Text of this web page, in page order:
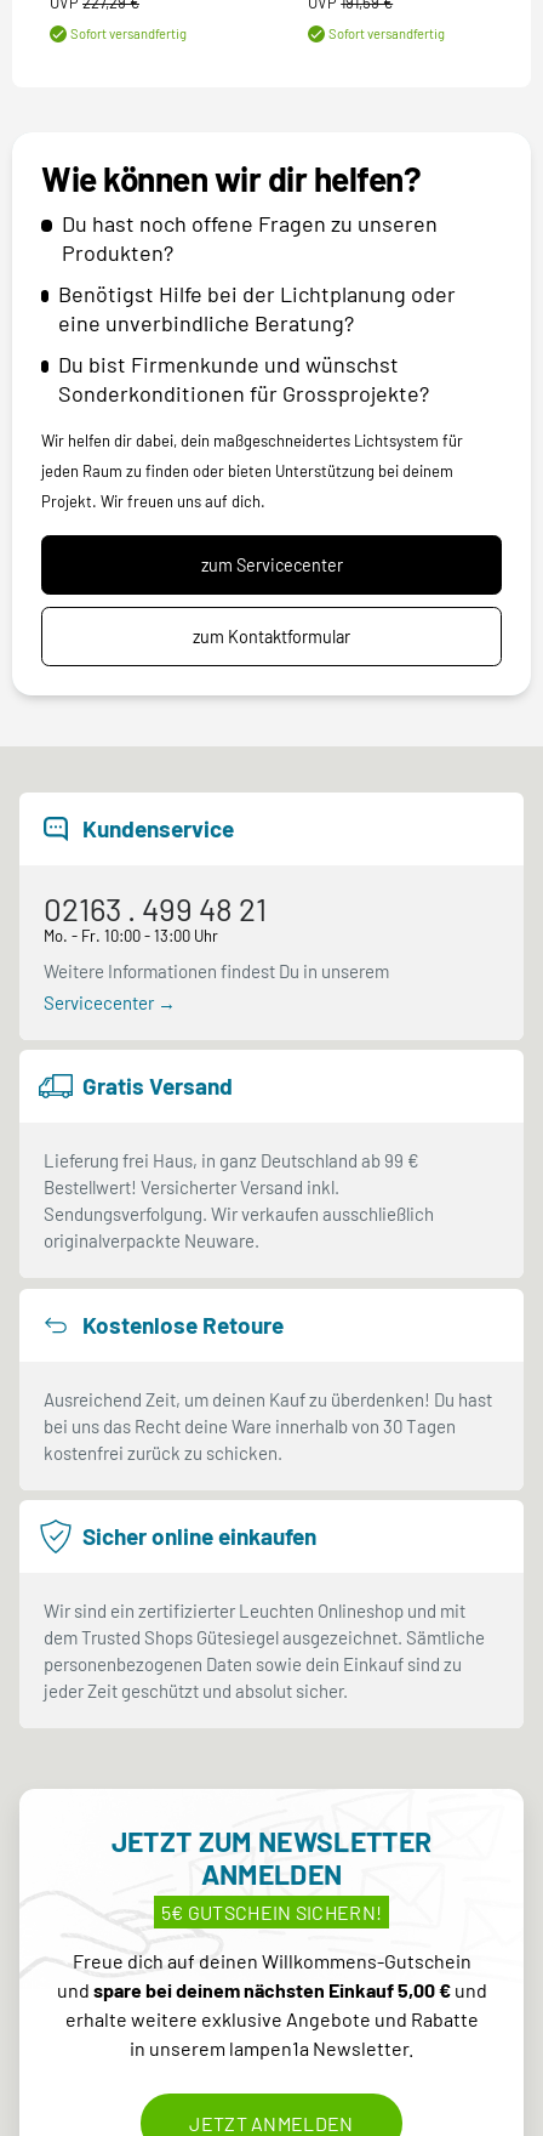
Sofort versandfertig Sofort versandfertig
Wie können wir dir helfen?
Du hast noch offene Fragen zu unseren
Produkten?
Benötigst Hilfe bei der Lichtplanung oder
eine unverbindliche Beratung?
Du bist Firmenkunde und wünschst
Sonderkonditionen für Grossprojekte?
Wir helfen dir dabei, dein maßgeschneidertes Lichtsystem für
jeden Raum zu finden oder bieten Unterstützung bei deinem
Projekt. Wir freuen uns auf dich.
zum Servicecenter
zum Kontaktformular
Kundenservice
02163 . 499 48 21
Mo. - Fr. 10:00 - 13:00 Uhr
Weitere Informationen findest Du in unserem
Servicecenter →
Gratis Versand
Lieferung frei Haus, in ganz Deutschland ab 99 €
Bestellwert! Versicherter Versand inkl.
Sendungsverfolgung. Wir verkaufen ausschließlich
originalverpackte Neuware.
Kostenlose Retoure
Ausreichend Zeit, um deinen Kauf zu überdenken! Du hast
bei uns das Recht deine Ware innerhalb von 30 Tagen
kostenfrei zurück zu schicken.
Sicher online einkaufen
Wir sind ein zertifizierter Leuchten Onlineshop und mit
dem Trusted Shops Gütesiegel ausgezeichnet. Sämtliche
personenbezogenen Daten sowie dein Einkauf sind zu
jeder Zeit geschützt und absolut sicher.
JETZT ZUM NEWSLETTER
ANMELDEN
5€ GUTSCHEIN SICHERN!
Freue dich auf deinen Willkommens-Gutschein
und spare bei deinem nächsten Einkauf 5,00 €und
erhalte weitere exklusive Angebote und Rabatte
in unserem lampen1a Newsletter.
JETZT ANMELDEN